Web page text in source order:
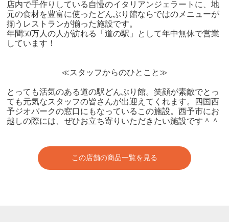
店内で手作りしている自慢のイタリアンジェラートに、地
元の食材を豊富に使ったどんぶり館ならではのメニューが
揃うレストランが揃った施設です。
年間50万人の人が訪れる「道の駅」として年中無休で営業
しています！
≪スタッフからのひとこと≫
とっても活気のある道の駅どんぶり館。笑顔が素敵でとっ
ても元気なスタッフの皆さんが出迎えてくれます。四国西
予ジオパークの窓口にもなっているこの施設。西予市にお
越しの際には、ぜひお立ち寄りいただきたい施設です＾＾
この店舗の商品一覧を見る